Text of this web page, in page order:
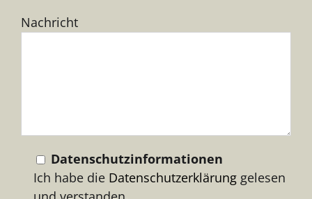
lasse
Nachricht
Datenschutzinformationen
Ich habe die Datenschutzerklärung gelesen